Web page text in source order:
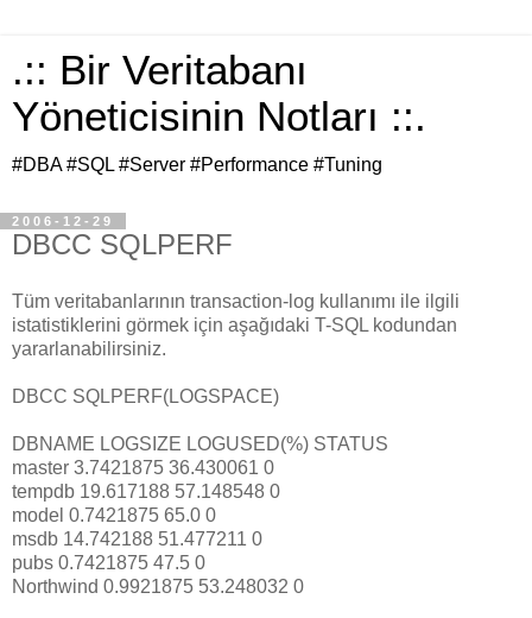
.:: Bir Veritabanı
Yöneticisinin Notları ::.
#DBA #SQL #Server #Performance #Tuning
2006-12-29
DBCC SQLPERF
Tüm veritabanlarının transaction-log kullanımı ile ilgili
istatistiklerini görmek için aşağıdaki T-SQL kodundan
yararlanabilirsiniz.
DBCC SQLPERF(LOGSPACE)
DBNAME LOGSIZE LOGUSED(%) STATUS
master 3.7421875 36.430061 0
tempdb 19.617188 57.148548 0
model 0.7421875 65.0 0
msdb 14.742188 51.477211 0
pubs 0.7421875 47.5 0
Northwind 0.9921875 53.248032 0